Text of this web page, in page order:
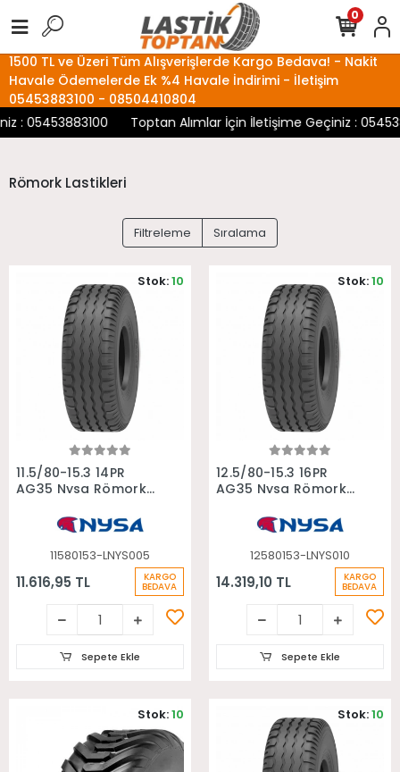
1500 TL ve Üzeri Tüm Alışverişlerde Kargo Bedava! - Nakit
Havale Ödemelerde Ek %4 Havale İndirimi - İletişim
05453883100 - 08504410804
05453883100
Toptan Alımlar İçin İletişime Geçiniz :
0
Römork Lastikleri
Filtreleme Sıralama
Sepete Ekle
11.5/80-15.3 14PR
AG35 Nysa Römork
11580153-LNYS005
11.616,95 TL KARGO
BEDAVA
Stok:10
Sepete Ekle
Sepete Ekle
12.5/80-15.3 16PR
AG35 Nysa Römork
12580153-LNYS010
14.319,10 TL KARGO
BEDAVA
Stok:10
Sepete Ekle
Stok:10 Stok:10